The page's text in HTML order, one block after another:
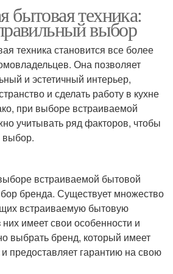
бытовая техника:
выбор
техника становится все более
Она позволяет
и эстетичный интерьер,
и сделать работу в кухне
при выборе встраиваемой
учитывать ряд факторов, чтобы
выбор.
встраиваемой бытовой
бренда. Существует множество
встраиваемую бытовую
имеет свои особенности и
выбрать бренд, который имеет
предоставляет гарантию на свою